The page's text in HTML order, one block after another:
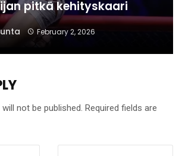
pitkä kehityskaari
February 2, 2026
not be published. Required fields are